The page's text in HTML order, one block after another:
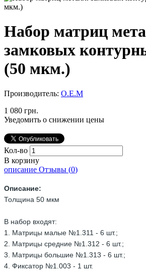
Набор матриц
замковых
(50 мкм.)
Производитель: О.Е.М
1 080 грн.
Уведомить о снижении цены
Кол-во
В корзину
описание Отзывы (0)
Описание:
Толщина 50 мкм
В набор входят:
1. Матрицы малые №1.311 - 6 шт.;
2. Матрицы средние №1.312 - 6 шт.;
3. Матрицы большие №1.313 - 6 шт.;
4. Фиксатор №1.003 - 1 шт.